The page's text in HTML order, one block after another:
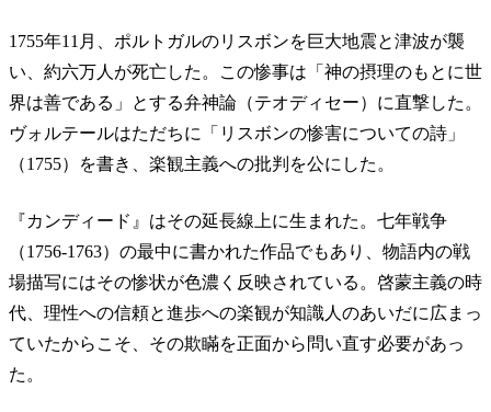
1755年11月、ポルトガルのリスボンを巨大地震と津波が襲
い、約六万人が死亡した。この惨事は「神の摂理のもとに世
界は善である」とする弁神論（テオディセー）に直撃した。
ヴォルテールはただちに「リスボンの惨害についての詩」
（1755）を書き、楽観主義への批判を公にした。
『カンディード』はその延長線上に生まれた。七年戦争
（1756-1763）の最中に書かれた作品でもあり、物語内の戦
場描写にはその惨状が色濃く反映されている。啓蒙主義の時
代、理性への信頼と進歩への楽観が知識人のあいだに広まっ
ていたからこそ、その欺瞞を正面から問い直す必要があっ
た。